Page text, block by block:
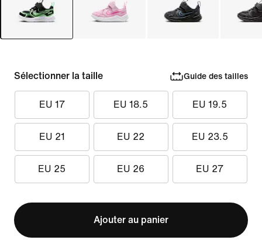
Sélectionner la taille Guide des tailles
EU 17 EU 18.5 EU 19.5
EU 21 EU 22 EU 23.5
EU 25 EU 26 EU 27
Ajouter au panier